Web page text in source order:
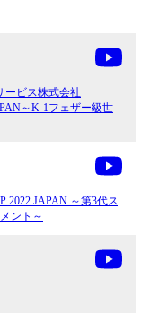
ービス株式会社
～K-1フェザー級世
2022 JAPAN ～第3代ス
ント～